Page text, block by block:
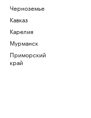
Черноземье
Кавказ
Карелия
Мурманск
Приморский
край